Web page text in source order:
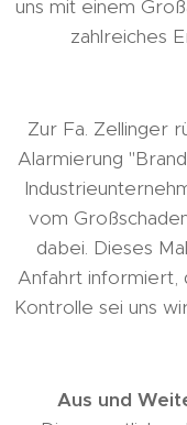
uns mit einem
zahlreiches
Zur Fa. Zellinger
Alarmierung
vom
dabei. Dieses
Anfahrt informiert,
Kontrolle sei uns
Aus und